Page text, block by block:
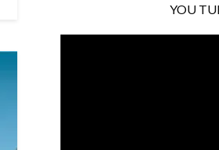
YOU